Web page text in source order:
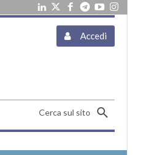
Accedi
Cerca sul sito